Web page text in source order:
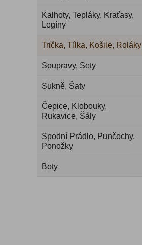
Kalhoty, Tepláky, Kraťasy,
Legíny
Trička, Tílka, Košile, Roláky
Soupravy, Sety
Sukně, Šaty
Čepice, Klobouky,
Rukavice, Šály
Spodní Prádlo, Punčochy,
Ponožky
Boty